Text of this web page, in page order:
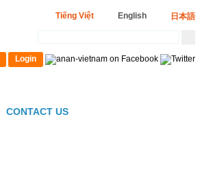
CONTACT US
日本語
English
Tiếng Việt
Login